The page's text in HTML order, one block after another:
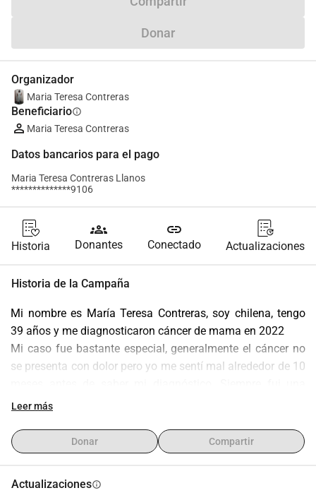
Donar
Organizador
Maria Teresa Contreras
Beneficiarioinfo
Maria Teresa Contreras
Datos bancarios para el pago
Maria Teresa Contreras Llanos
**************9106
Historia
groups
Donantes
link
Conectado Actualizaciones
Historia de la Campaña
Mi nombre es María Teresa Contreras, soy chilena, tengo
39 años y me diagnosticaron cáncer de mama en 2022
Mi caso fue bastante especial, generalmente el cáncer no
se presenta con dolor pero yo me sentí mal alrededor de 10
persona muy activa, sana, ni siquiera comía carne roja
simplemente pasa. Y me pasó en un muy mal momento,
me encontraba sin trabajo y los dolores eran tan fuertes
así que opté por ser anfitriona en urgencias de un hospital
Leer más
Donar Compartir
Actualizacionesinfo